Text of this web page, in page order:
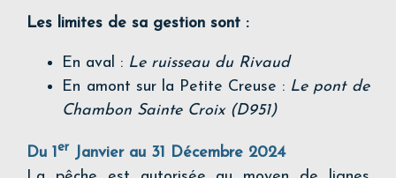
Les limites de sa gestion sont :
En aval : Le ruisseau du Rivaud
En amont sur la Petite Creuse : Le pont de
Chambon Sainte Croix (D951)
Du 1er Janvier au 31 Décembre 2024